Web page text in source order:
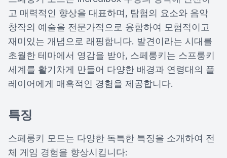
고 매력적인 향상을 대표하며, 탐험의 요소와 음악
창작의 예술을 전문가적으로 융합하여 모험적이고
재미있는 개념으로 래핑합니다. 발견이라는 시대를
초월한 테마에서 영감을 받아, 스페룽키는 스프룽키
세계를 활기차게 만들어 다양한 배경과 연령대의 플
레이어에게 매혹적인 경험을 제공합니다.
특징
스페룽키 모드는 다양한 독특한 특징을 소개하여 전
체 게임 경험을 향상시킵니다: